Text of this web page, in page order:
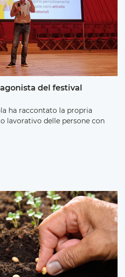
del festival
ha raccontato la propria
lavorativo delle persone con